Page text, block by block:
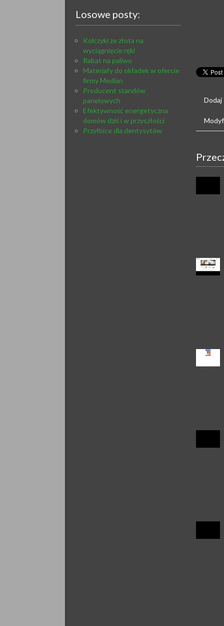
Losowe posty:
Kolczyki ze złota na
wyciągnięcie ręki
Rabat na paliwo
Materiały do okładek w ofercie
firmy Median
Producent standów
panelowych
Efektywność energetyczna
domów dziś i w przyszłości
Przyłbice dla dentysytów
Dodaj